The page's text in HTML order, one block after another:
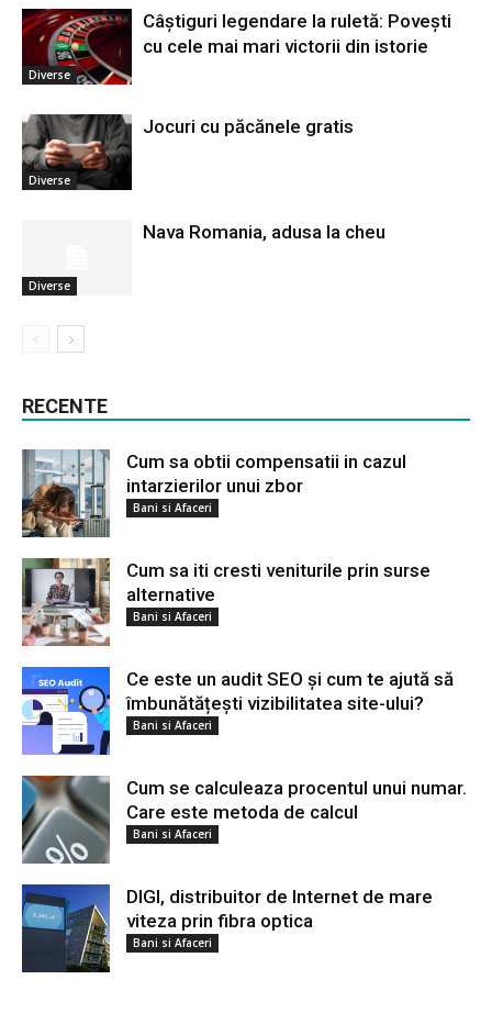
Diverse
Câștiguri legendare la ruletă: Povești
cu cele mai mari victorii din istorie
Diverse
Jocuri cu păcănele gratis
Diverse
Nava Romania, adusa la cheu
RECENTE
Cum sa obtii compensatii in cazul
intarzierilor unui zbor
Bani si Afaceri
Cum sa iti cresti veniturile prin surse
alternative
Bani si Afaceri
Ce este un audit SEO și cum te ajută să
îmbunătățești vizibilitatea site-ului?
Bani si Afaceri
Cum se calculeaza procentul unui numar.
Care este metoda de calcul
Bani si Afaceri
DIGI, distribuitor de Internet de mare
viteza prin fibra optica
Bani si Afaceri